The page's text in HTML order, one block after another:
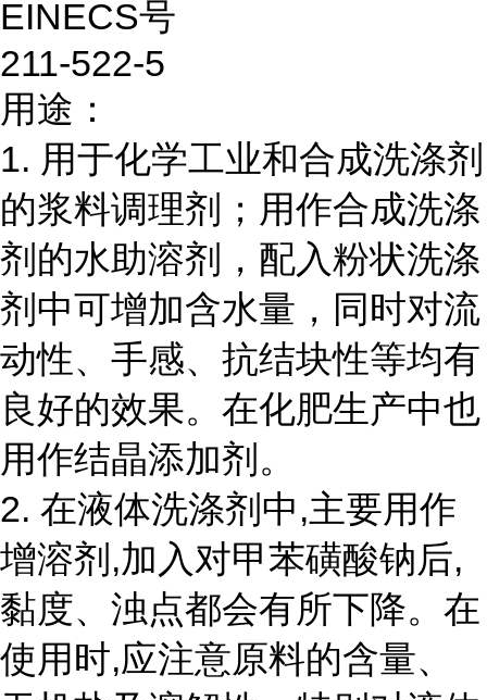
EINECS号
211-522-5
用途：
1. 用于化学工业和合成洗涤剂
的浆料调理剂；用作合成洗涤
剂的水助溶剂，配入粉状洗涤
剂中可增加含水量，同时对流
动性、手感、抗结块性等均有
良好的效果。在化肥生产中也
用作结晶添加剂。
2. 在液体洗涤剂中,主要用作
增溶剂,加入对甲苯磺酸钠后,
黏度、浊点都会有所下降。在
使用时,应注意原料的含量、